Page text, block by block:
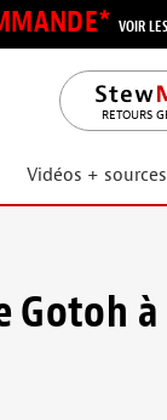
VOIR
RETOURS
Vidéos +
Gotoh